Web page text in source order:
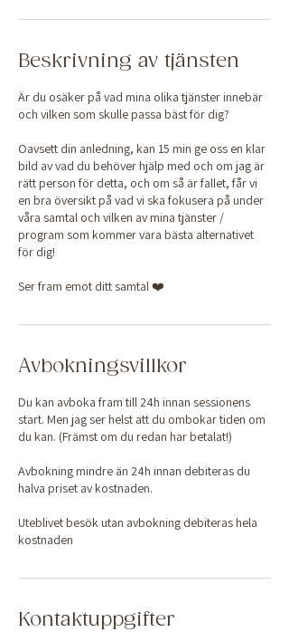
Beskrivning av tjänsten
Är du osäker på vad mina olika tjänster innebär
och vilken som skulle passa bäst för dig?
Oavsett din anledning, kan 15 min ge oss en klar
bild av vad du behöver hjälp med och om jag är
rätt person för detta, och om så är fallet, får vi
en bra översikt på vad vi ska fokusera på under
våra samtal och vilken av mina tjänster /
program som kommer vara bästa alternativet
för dig!
Ser fram emot ditt samtal ❤️
Avbokningsvillkor
Du kan avboka fram till 24h innan sessionens
start. Men jag ser helst att du ombokar tiden om
du kan. (Främst om du redan har betalat!)
Avbokning mindre än 24h innan debiteras du
halva priset av kostnaden.
Uteblivet besök utan avbokning debiteras hela
kostnaden
Kontaktuppgifter